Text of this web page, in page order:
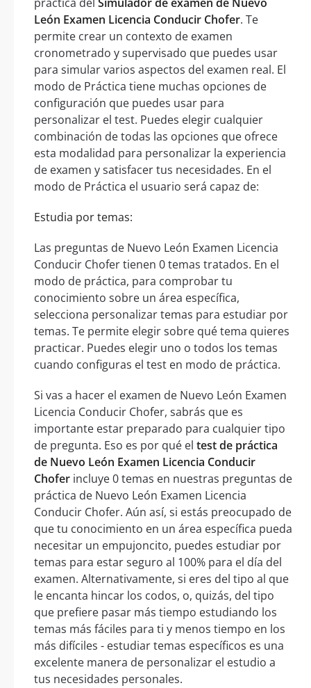
León Examen Licencia Conducir Chofer. Te
permite crear un contexto de examen
cronometrado y supervisado que puedes usar
para simular varios aspectos del examen real. El
modo de Práctica tiene muchas opciones de
configuración que puedes usar para
personalizar el test. Puedes elegir cualquier
combinación de todas las opciones que ofrece
esta modalidad para personalizar la experiencia
de examen y satisfacer tus necesidades. En el
modo de Práctica el usuario será capaz de:
Estudia por temas:
Las preguntas de Nuevo León Examen Licencia
Conducir Chofer tienen 0 temas tratados. En el
modo de práctica, para comprobar tu
conocimiento sobre un área específica,
selecciona personalizar temas para estudiar por
temas. Te permite elegir sobre qué tema quieres
practicar. Puedes elegir uno o todos los temas
cuando configuras el test en modo de práctica.
Si vas a hacer el examen de Nuevo León Examen
Licencia Conducir Chofer, sabrás que es
importante estar preparado para cualquier tipo
de pregunta. Eso es por qué el test de práctica
de Nuevo León Examen Licencia Conducir
Chofer incluye 0 temas en nuestras preguntas de
práctica de Nuevo León Examen Licencia
Conducir Chofer. Aún así, si estás preocupado de
que tu conocimiento en un área específica pueda
necesitar un empujoncito, puedes estudiar por
temas para estar seguro al 100% para el día del
examen. Alternativamente, si eres del tipo al que
le encanta hincar los codos, o, quizás, del tipo
que prefiere pasar más tiempo estudiando los
temas más fáciles para ti y menos tiempo en los
más difíciles - estudiar temas específicos es una
excelente manera de personalizar el estudio a
tus necesidades personales.